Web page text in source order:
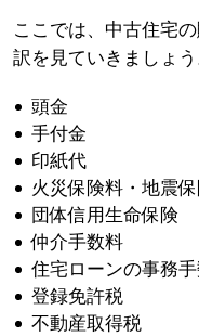
ここでは、中古住宅
訳を見ていきましょう
頭金
手付金
印紙代
火災保険料・地震
団体信用生命保険
仲介手数料
住宅ローンの事務
登録免許税
不動産取得税